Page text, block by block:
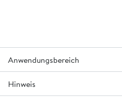
Anwendungsbereich
Anwendung für horizontale
mit Fahrzeugen befahrbar.
Hinweis